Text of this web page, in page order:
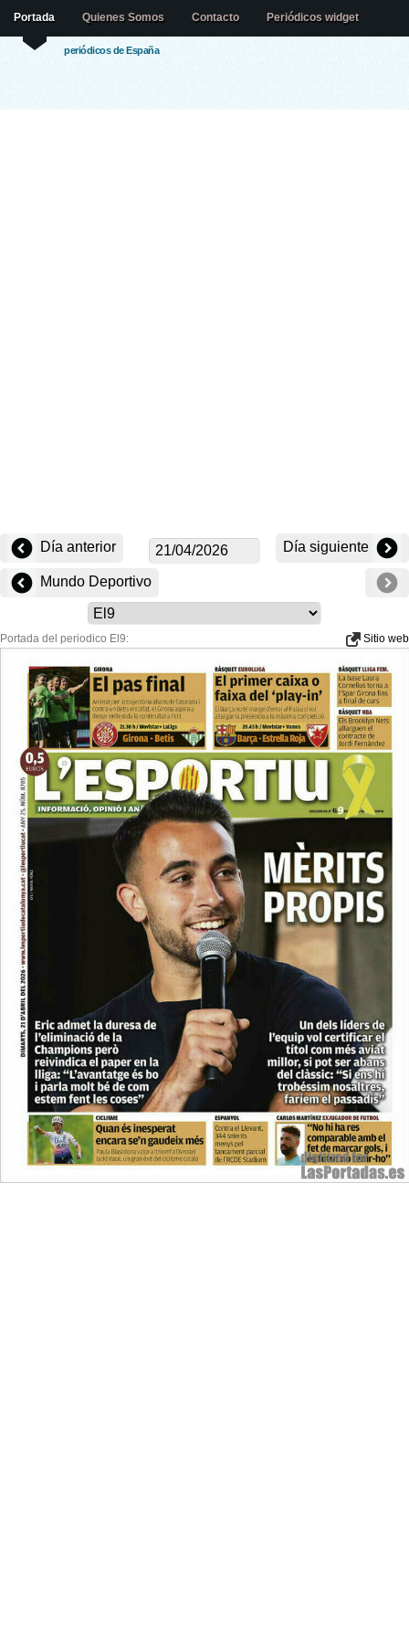
periódicos de España
Portada Quienes Somos Contacto Periódicos widget
Día anterior Día siguiente
Mundo Deportivo
Portada del periodico El9: Sitio web